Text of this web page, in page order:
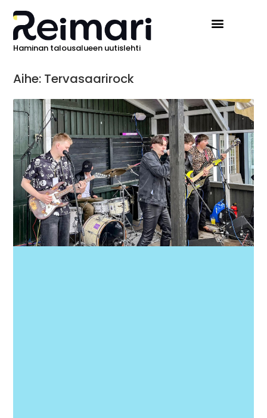
Haminan talousalueen uutislehti
Aihe: Tervasaarirock